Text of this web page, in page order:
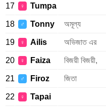
17 ♀ Tumpa
18 ♂ Tonny অমূল্য
19 ♀ Ailis অভিজাত এর
20 ♀ Faiza বিজয়ী বিজয়ী,
21 ♂ Firoz জিতা
22 ♀ Tapai